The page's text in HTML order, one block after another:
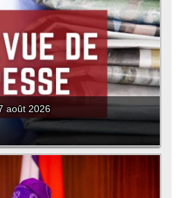
août 2026